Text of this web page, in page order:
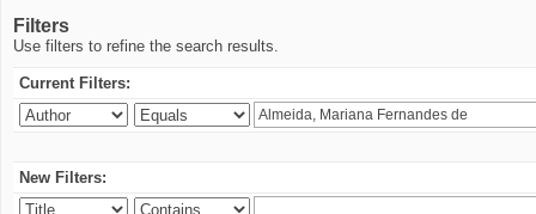
Filters
Use filters to refine the search results.
Current Filters:
New Filters: